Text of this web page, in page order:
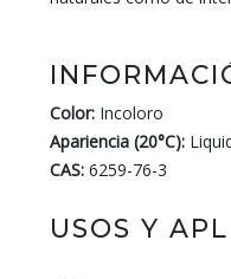
Color: Incoloro
Apariencia (20°C):
CAS: 6259-76-3
USOS Y